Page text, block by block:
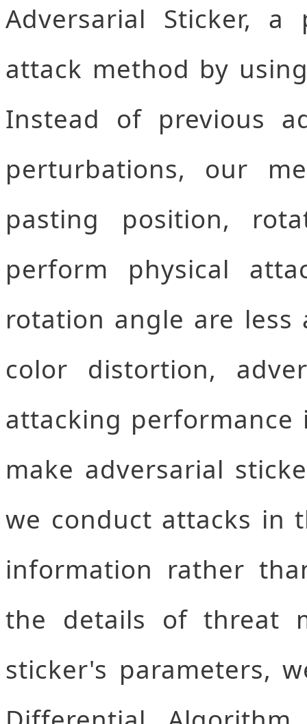
Adversarial Sticker,
attack method by
Instead of previous
perturbations, our
pasting position,
perform physical
rotation angle are
color distortion,
attacking performance
make adversarial
we conduct attacks in
information rather
the details of threat
sticker's parameters,